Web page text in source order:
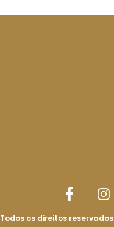
Todos os direitos reservados